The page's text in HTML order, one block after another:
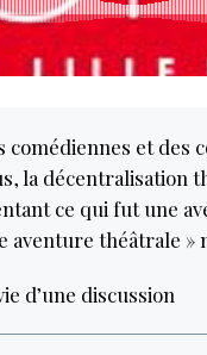
comédiennes et des
la décentralisation
ce qui fut une
aventure théâtrale »
d’une discussion